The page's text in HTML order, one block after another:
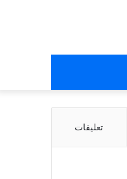
تعليقات